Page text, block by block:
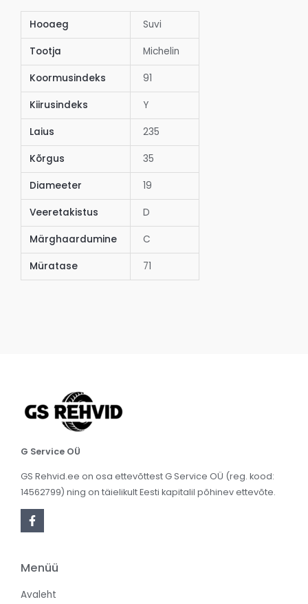
Hooaeg Suvi
Tootja Michelin
Koormusindeks 91
Kiirusindeks Y
Laius 235
Kõrgus 35
Diameeter 19
Veeretakistus D
Märghaardumine C
Müratase 71
G Service OÜ
GS Rehvid.ee on osa ettevõttest G Service OÜ (reg. kood:
14562799) ning on täielikult Eesti kapitalil põhinev ettevõte.
Menüü
Avaleht